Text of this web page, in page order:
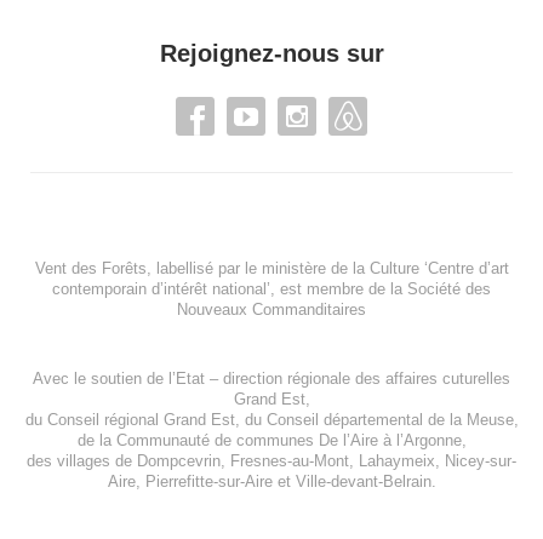
Rejoignez-nous sur
Vent des Forêts, labellisé par le ministère de la Culture ‘Centre d’art
contemporain d’intérêt national’, est membre de la Société des
Nouveaux Commanditaires
Avec le soutien de l’Etat – direction régionale des affaires cuturelles
Grand Est,
du Conseil régional Grand Est, du Conseil départemental de la Meuse,
de la Communauté de communes De l’Aire à l’Argonne,
des villages de Dompcevrin Fresnes-au-Mont Lahaymeix
Nicey-sur-
Aire, Pierrefitte-sur-Aireet Ville-devant-Belrain.